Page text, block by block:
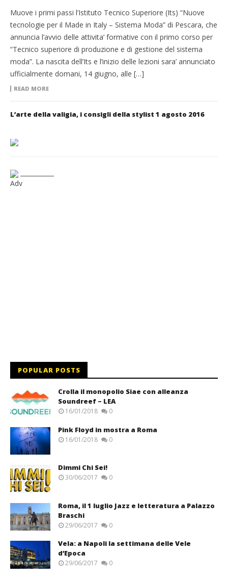
Muove i primi passi l’Istituto Tecnico Superiore (Its) “Nuove
tecnologie per il Made in Italy – Sistema Moda” di Pescara, che
annuncia l’avvio delle attivita’ formative con il primo corso per
“Tecnico superiore di produzione e di gestione del sistema
moda”. La nascita dell’Its e l’inizio delle lezioni sara’ annunciato
ufficialmente domani, 14 giugno, alle […]
READ MORE
L’arte della valigia, i consigli della stylist 1 agosto 2016
Adv
POPULAR POSTS
Crolla il monopolio Siae con alleanza
Soundreef – LEA
16/01/2018 0
Pink Floyd in mostra a Roma
16/01/2018 0
Dimmi Chi Sei!
30/06/2017 0
Roma, il 1 luglio Jazz e letteratura a Palazzo
Braschi
29/06/2017 0
Vela: a Napoli la settimana delle Vele
d’Epoca
29/06/2017 0